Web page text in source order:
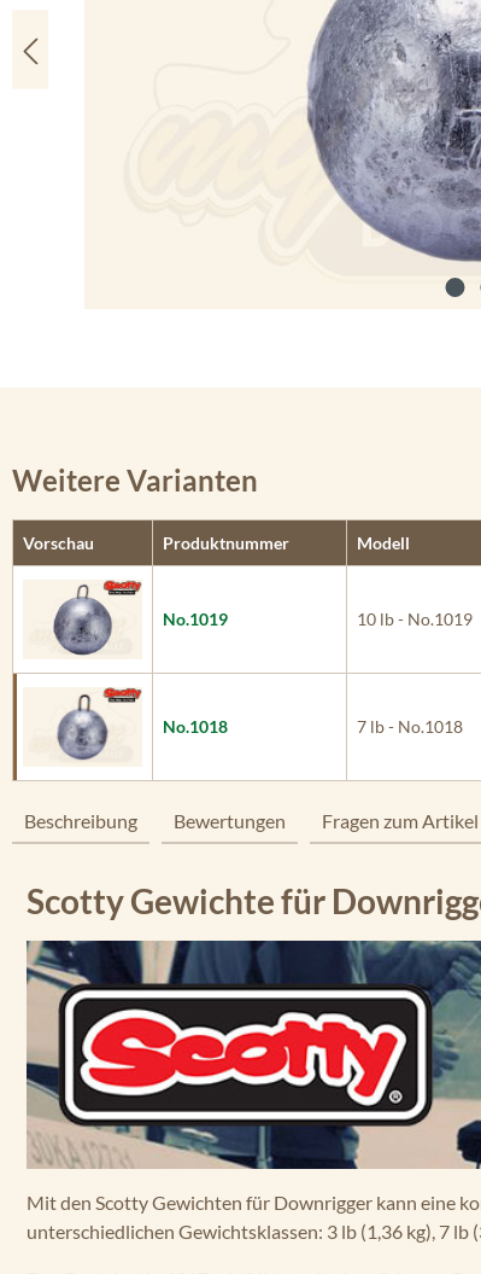
Weitere Varianten
Vorschau Produktnummer Modell
No.1019 10 lb - No.1019
No.1018 7 lb - No.1018
Beschreibung Bewertungen Fragen zum Artikel
Scotty Gewichte für
Mit den Scotty Gewichten für Downrigger kann eine
unterschiedlichen Gewichtsklassen: 3 lb (1,36 kg), 7 lb